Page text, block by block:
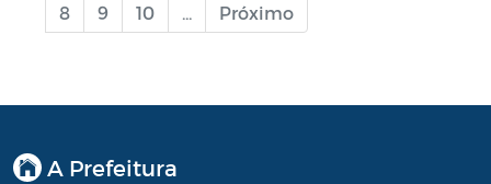
8
9 10 Próximo
A Prefeitura